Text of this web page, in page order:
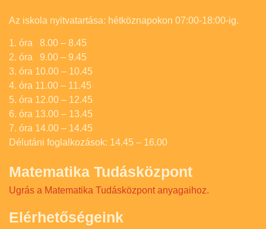
Az iskola nyitvatartása: hétköznapokon 07:00-18:00-ig.
1. óra 8.00 – 8.45
2. óra 9.00 – 9.45
3. óra 10.00 – 10.45
4. óra 11.00 – 11.45
5. óra 12.00 – 12.45
6. óra 13.00 – 13.45
7. óra 14.00 – 14.45
Délutáni foglalkozások: 14.45 – 16.00
Matematika Tudásközpont
Ugrás a Matematika Tudásközpont anyagaihoz.
Elérhetőségeink